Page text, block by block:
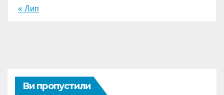
« Лип
Ви пропустили